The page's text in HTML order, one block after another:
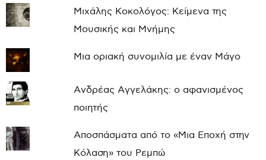
Μιχάλης Κοκολόγος: Κείμενα της
Μουσικής και Μνήμης
Μια οριακή συνομιλία με έναν Μάγο
Ανδρέας Αγγελάκης: ο αφανισμένος
ποιητής
Αποσπάσματα από το «Μια Εποχή στην
Κόλαση» του Ρεμπώ